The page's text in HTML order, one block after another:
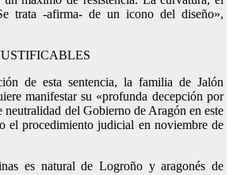
trata -afirma- de un icono del diseño»,
de esta sentencia, la familia de Jalón
manifestar su «profunda decepción por
del Gobierno de Aragón en este
el procedimiento judicial en noviembre de
es natural de Logroño y aragonés de